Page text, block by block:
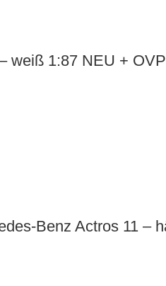
weiß 1:87 NEU + OVP
Benz Actros 11 –